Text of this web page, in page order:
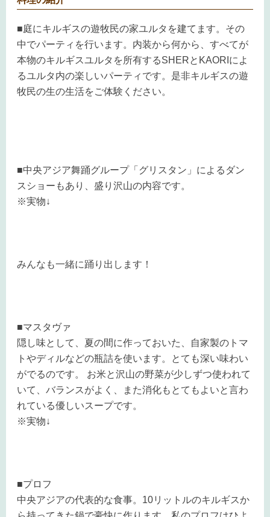
■庭にキルギスの遊牧民の家ユルタを建てます。その
中でパーティを行います。内装から何から、すべてが
本物のキルギスユルタを所有するSHERとKAORIによ
るユルタ内の楽しいパーティです。是非キルギスの遊
牧民の生の生活をご体験ください。
■中央アジア舞踊グループ「グリスタン」によるダン
スショーもあり、盛り沢山の内容です。
※実物↓
みんなも一緒に踊り出します！
■マスタヴァ
隠し味として、夏の間に作っておいた、自家製のトマ
トやディルなどの瓶詰を使います。とても深い味わい
がでるのです。 お米と沢山の野菜が少しずつ使われて
いて、バランスがよく、また消化もとてもよいと言わ
れている優しいスープです。
※実物↓
■プロフ
中央アジアの代表的な食事。10リットルのキルギスか